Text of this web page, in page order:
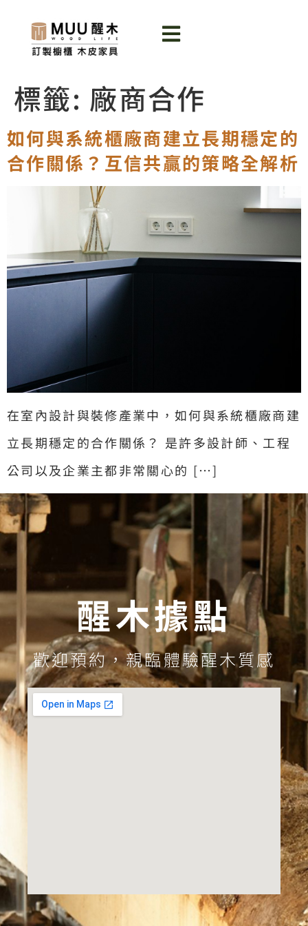
標籤: 廠商合作
如何與系統櫃廠商建立長期穩定的
合作關係？互信共贏的策略全解析
在室內設計與裝修產業中，如何與系統櫃廠商建
立長期穩定的合作關係？ 是許多設計師、工程
公司以及企業主都非常關心的 […]
醒木據點
歡迎預約，親臨體驗醒木質感